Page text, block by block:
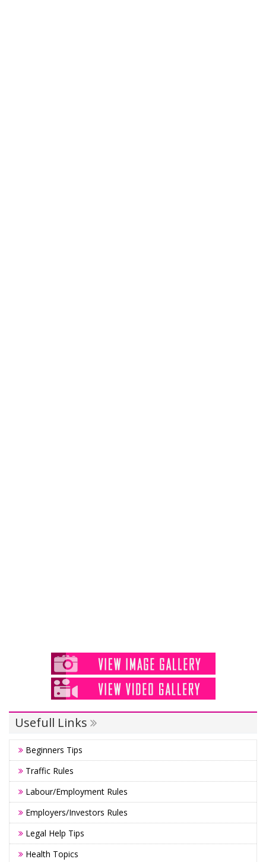
Usefull Links
Beginners Tips
Traffic Rules
Labour/Employment Rules
Employers/Investors Rules
Legal Help Tips
Health Topics